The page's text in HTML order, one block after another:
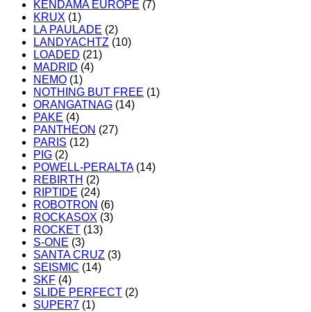
KENDAMA EUROPE (7)
KRUX (1)
LA PAULADE (2)
LANDYACHTZ (10)
LOADED (21)
MADRID (4)
NEMO (1)
NOTHING BUT FREE (1)
ORANGATNAG (14)
PAKE (4)
PANTHEON (27)
PARIS (12)
PIG (2)
POWELL-PERALTA (14)
REBIRTH (2)
RIPTIDE (24)
ROBOTRON (6)
ROCKASOX (3)
ROCKET (13)
S-ONE (3)
SANTA CRUZ (3)
SEISMIC (14)
SKF (4)
SLIDE PERFECT (2)
SUPER7 (1)